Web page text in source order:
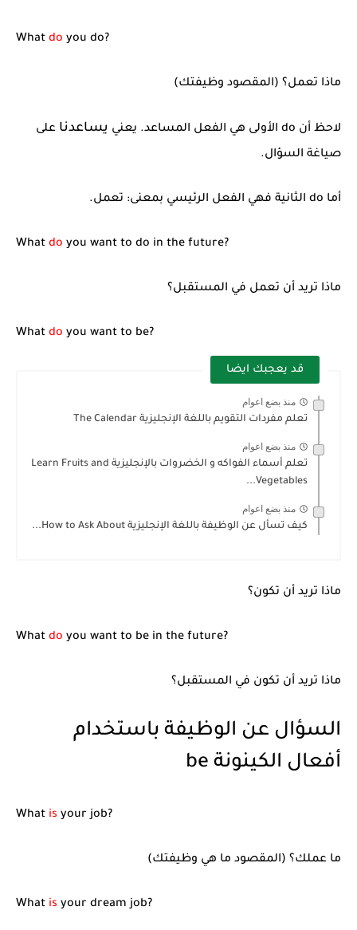
What do you do?
ماذا تعمل؟ (المقصود وظيفتك)
لاحظ أن do الأولى هي الفعل المساعد. يعني يساعدنا على
صياغة السؤال.
أما do الثانية فهي الفعل الرئيسي بمعنى: تعمل.
What do you want to do in the future?
ماذا تريد أن تعمل في المستقبل؟
What do you want to be?
قد يعجبك ايضا
منذ بضع اعوام
تعلم مفردات التقويم باللغة الإنجليزية The Calendar
منذ بضع اعوام
تعلم أسماء الفواكه و الخضروات بالإنجليزية Learn Fruits and
Vegetables...
منذ بضع اعوام
كيف تسأل عن الوظيفة باللغة الإنجليزية How to Ask About...
ماذا تريد أن تكون؟
What do you want to be in the future?
ماذا تريد أن تكون في المستقبل؟
السؤال عن الوظيفة باستخدام
أفعال الكينونة be
What is your job?
ما عملك؟ (المقصود ما هي وظيفتك)
What is your dream job?